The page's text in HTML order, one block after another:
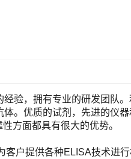
验，拥有专业的研发团队
。优质的试剂，先进的仪
方面都具有很大的优势。
户提供各种ELISA技术进行